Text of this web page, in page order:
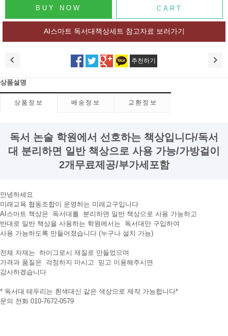
AI스마트 독서대책상세트 참고자료 보러가기
추천하기
상품설명
상품정보 배송정보 교환정보
독서 논술 학원에서 선호하는 책상입니다/독서
대 분리하면 일반 책상으로 사용 가능/가방걸이
2개무료제공/부가세포함
안녕하세요
미래교육 협동조합이 운영하는 미래교구입니다
AI스마트 책상은 독서대를 분리하면 일반 책상으로 사용 가능하고
반대로 일반 책상을 사용하는 학원에서는 독서대만 구입하여
사용 가능하도록 만들어졌습니다 (누구나 설치 가능)
전체 자재는 하이그로시 재질로 만들었으며
가격과 품질은 걱정하지 마시고 믿고 이용해주시면
감사하겠습니다
* 독서대 테두리는 흰색대신 같은 색상으로 제작 가능합니다*
문의 전화 010-7672-0579